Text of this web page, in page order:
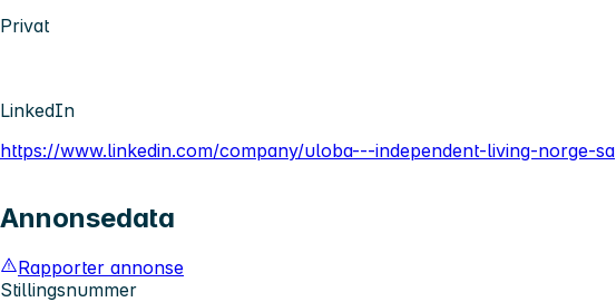
Privat
LinkedIn
https://www.linkedin.com/company/uloba---independent-living-norge-sa
Annonsedata
Rapporter annonse
Stillingsnummer